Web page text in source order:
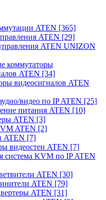
ATEN [365]
ATEN [29]
ATEN UNIZON
коммутаторы
ATEN [34]
видеосигналов ATEN
видео по IP ATEN [25]
питания ATEN [10]
ATEN [3]
ATEN [2]
ATEN [7]
видеостен ATEN [7]
система KVM по IP ATEN
ATEN [30]
ATEN [79]
ATEN [31]